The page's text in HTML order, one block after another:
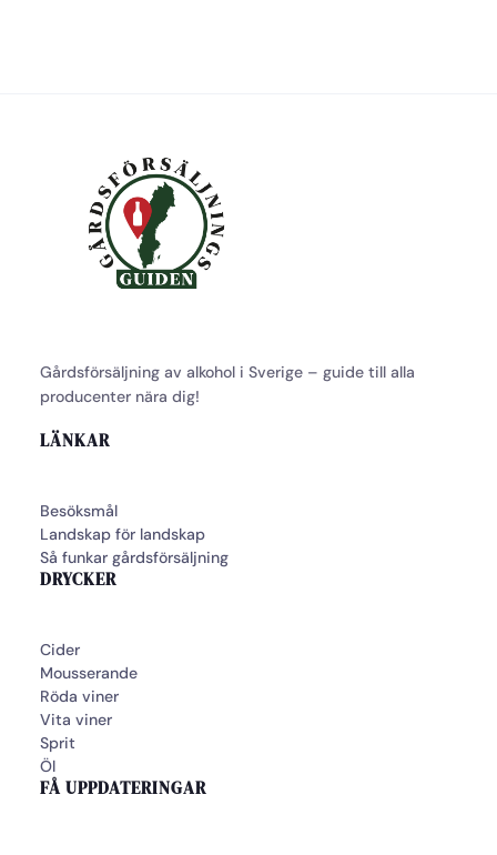
Gårdsförsäljning av alkohol i Sverige – guide till alla
producenter nära dig!
LÄNKAR
Besöksmål
Landskap för landskap
Så funkar gårdsförsäljning
DRYCKER
Cider
Mousserande
Röda viner
Vita viner
Sprit
Öl
FÅ UPPDATERINGAR